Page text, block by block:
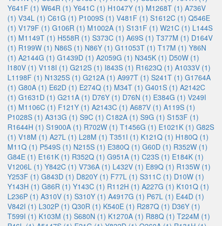
Y641F (1) W64R (1) Y641C (1) H1047Y (1) M1268T (1) A736V
(1) V34L (1) C61G (1) P1009S (1) V481F (1) S1612C (1) Q546E
(1) V179F (1) G106R (1) M1002A (1) S131F (1) W21C (1) L144S
(1) M1149T (1) H558R (1) S373C (1) A69S (1) T377M (1) D164V
(1) R199W (1) N86S (1) N86Y (1) G11053T (1) T17M (1) Y86N
(1) A2144G (1) G1439D (1) A2059G (1) N345K (1) D50W (1)
I180V (1) V118I (1) G212S (1) I843S (1) R1623Q (1) A1033V (1)
L1198F (1) N1325S (1) G212A (1) A997T (1) S241T (1) G1764A
(1) G80A (1) E62D (1) E274Q (1) M34T (1) G401S (1) A2142C
(1) G1631D (1) G211A (1) D76Y (1) D76N (1) E384G (1) V249I
(1) M1106C (1) F121Y (1) A2143C (1) A687V (1) A119S (1)
P1028S (1) A313G (1) S9C (1) C182A (1) S9G (1) S153F (1)
R1644H (1) S1900A (1) R702W (1) T1456G (1) E1021K (1) G82S
(1) V18M (1) A27L (1) L28M (1) T351I (1) K121Q (1) H180Q (1)
M11Q (1) P549S (1) N215S (1) E380Q (1) G60D (1) R352W (1)
G84E (1) E161K (1) R352Q (1) G951A (1) C23S (1) E184K (1)
V1206L (1) Y842C (1) V736A (1) L432V (1) E89Q (1) R135W (1)
Y253F (1) G843D (1) D820Y (1) F77L (1) S311C (1) D10W (1)
Y143H (1) G86R (1) Y143C (1) R112H (1) A227G (1) K101Q (1)
L236P (1) A310V (1) S310Y (1) A4917G (1) P67L (1) E44D (1)
V842I (1) L302P (1) Q30R (1) K540E (1) R287Q (1) D36Y (1)
T599I (1) K103M (1) S680N (1) K1270A (1) R88Q (1) T224M (1)